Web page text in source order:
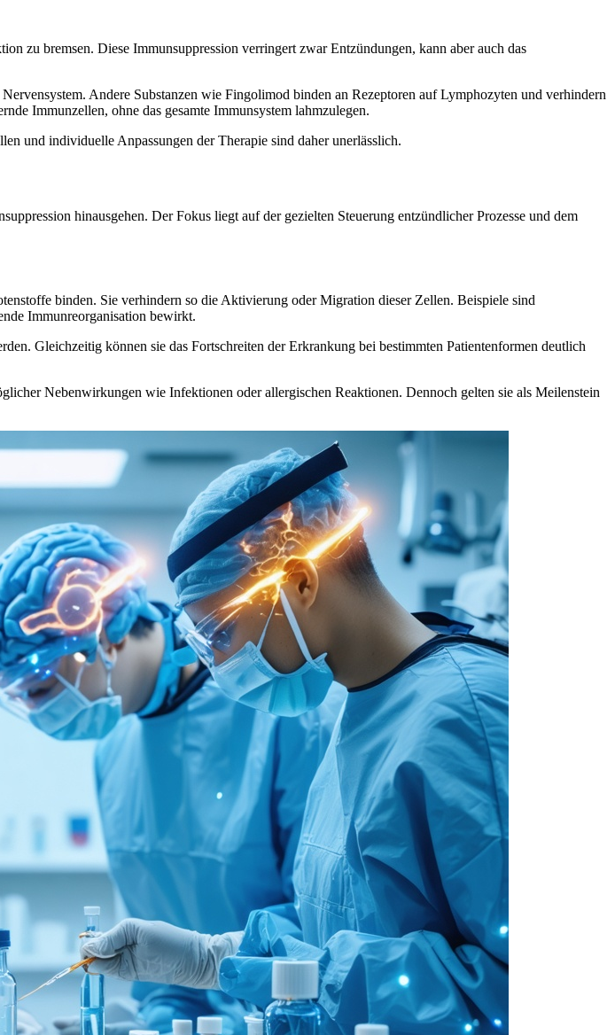
zu bremsen. Diese Immunsuppression verringert zwar Entzündungen, kann aber auch das
Andere Substanzen wie Fingolimod binden an Rezeptoren auf Lymphozyten und verhindern
Immunzellen, ohne das gesamte Immunsystem lahmzulegen.
und individuelle Anpassungen der Therapie sind daher unerlässlich.
hinausgehen. Der Fokus liegt auf der gezielten Steuerung entzündlicher Prozesse und dem
binden. Sie verhindern so die Aktivierung oder Migration dieser Zellen. Beispiele sind
Immunreorganisation bewirkt.
Gleichzeitig können sie das Fortschreiten der Erkrankung bei bestimmten Patientenformen deutlich
Nebenwirkungen wie Infektionen oder allergischen Reaktionen. Dennoch gelten sie als Meilenstein